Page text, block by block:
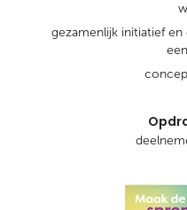
gezamenlijk initiatief